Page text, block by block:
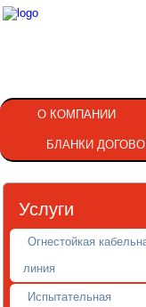
О КОМПАНИИ
БЛАНКИ
Услуги
Огнестойкая
линия
Испытательная